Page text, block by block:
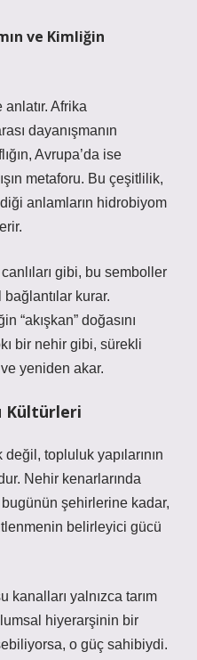
ve Kimliğin
Afrika
dayanışmanın
Avrupa’da ise
metaforu. Bu çeşitlilik,
anlamların hidrobiyom
gibi, bu semboller
kurar.
“akışkan” doğasını
bir nehir gibi, sürekli
yeniden akar.
Kültürleri
değil, topluluk yapılarının
Nehir kenarlarında
şehirlerine kadar,
belirleyici gücü
kanalları yalnızca tarım
hiyerarşinin bir
o güç sahibiydi.